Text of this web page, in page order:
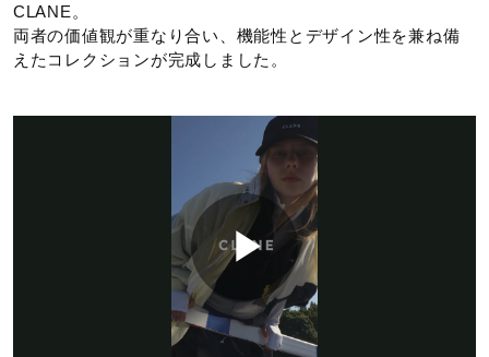
カラー
甲材：合成繊維、天然皮革、合成皮革
CLANE。
両者の価値観が重なり合い、機能性とデザイン性を兼ね備
えたコレクションが完成しました。
P